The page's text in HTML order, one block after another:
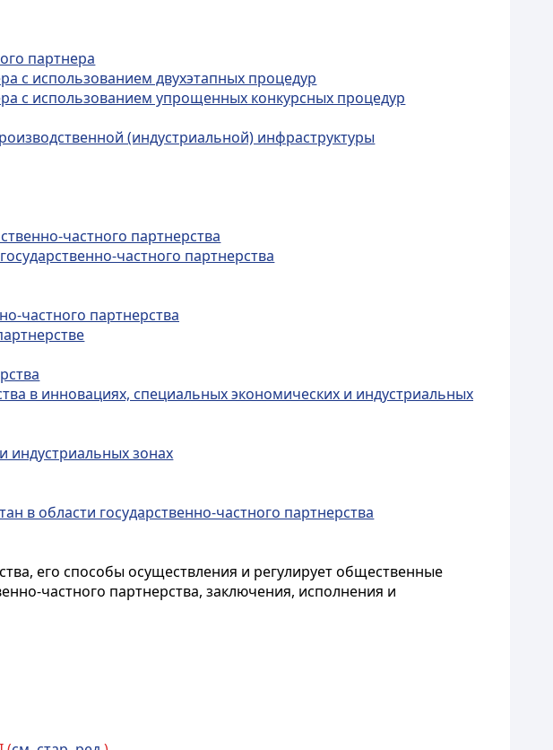
партнера
с использованием двухэтапных процедур
с использованием упрощенных конкурсных процедур
(индустриальной) инфраструктуры
частного партнерства
частного партнерства
частного партнерства
в инновациях, специальных экономических и индустриальных
индустриальных зонах
в области государственно-частного партнерства
его способы осуществления и регулирует общественные
частного партнерства, заключения, исполнения и